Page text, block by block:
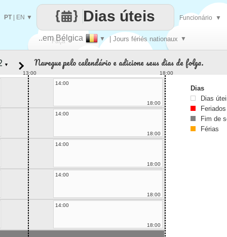
Faça
..em Bélgica ▼ | Jours fériés nationaux ▼
Dias úteis
PT| EN ▼ Funcionário ▼
▼ Navegue pelo calendário e adicione seus dias de folga.
13:00
18:00
14:00
18:00
14:00
18:00
14:00
18:00
14:00
18:00
14:00
18:00
Dias
Dias
Feriados
Fim de
Férias